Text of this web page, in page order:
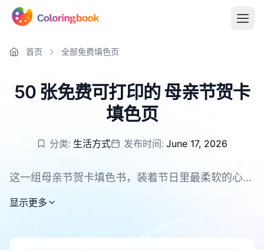
首页 全部免费填色页
50 张免费可打印的 母亲节贺卡
填色页
分类: 生活方式 发布时间: June 17, 2026
这一组母亲节贺卡填色书，装着节日里最柔软的心
在这里相遇，让每一页都像一张准备送出的礼物卡。
PDF 格式，方便孩子和家人直接开始涂色、剪贴和
显示更多